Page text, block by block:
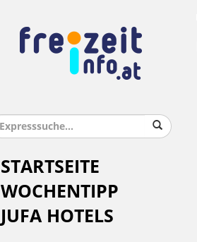
STARTSEITE
WOCHENTIPP
JUFA HOTELS